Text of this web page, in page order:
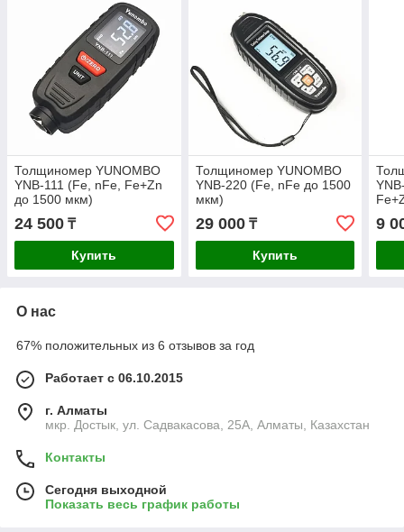
Толщиномер YUNOMBO
YNB-111 (Fe, nFe, Fe+Zn
до 1500 мкм)
24 500 ₸
Купить
Толщиномер YUNOMBO
YNB-220 (Fe, nFe до 1500
мкм)
29 000₸
Купить
9
О нас
67% положительных из 6 отзывов за год
Работает с 06.10.2015
г. Алматы
мкр. Достык, ул. Садвакасова, 25А, Алматы, Казахстан
Контакты
Сегодня выходной
Показать весь график работы